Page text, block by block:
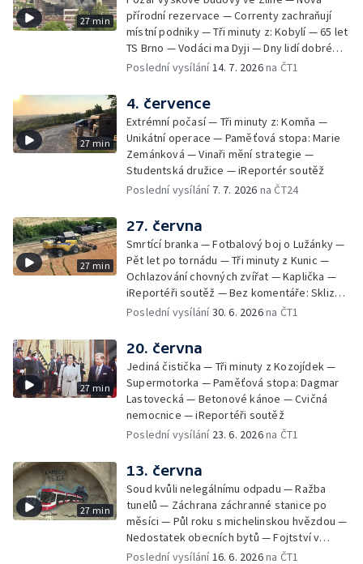
27 min
přírodní rezervace — Correnty zachraňují
místní podniky — Tři minuty z: Kobylí — 65 let
TS Brno — Vodáci ma Dyji — Dny lidí dobré
vůle — iReportéři soutěž
Poslední vysílání 14. 7. 2026na ČT1
27 min
4. července
Extrémní počasí — Tři minuty z: Komňa —
Unikátní operace — Paměťová stopa: Marie
Zemánková — Vinaři mění strategie —
Studentská družice — iReportér soutěž
Poslední vysílání 7. 7. 2026 na ČT24
27 min
27. června
Smrtící branka — Fotbalový boj o Lužánky —
Pět let po tornádu — Tři minuty z Kunic —
Ochlazování chovných zvířat — Kaplička —
iReportéři soutěž — Bez komentáře: Sklizeň
obilí v Bulharech
Poslední vysílání30. 6. 2026na ČT1
27 min
20. června
Jediná čistička — Tři minuty z Kozojídek —
Supermotorka — Paměťová stopa: Dagmar
Lastovecká — Betonové kánoe — Cvičná
nemocnice — iReportéři soutěž
Poslední vysílání 23. 6. 2026na ČT1
27 min
13. června
Soud kvůli nelegálnímu odpadu — Ražba
tunelů — Záchrana záchranné stanice po
měsíci — Půl roku s michelinskou hvězdou —
Nedostatek obecních bytů — Fojtství v
Jasenné — iReportéři soutěž
Poslední vysílání 16. 6. 2026na ČT1